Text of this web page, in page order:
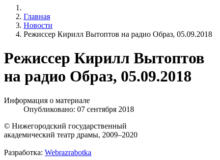
Главная
Новости
Режиссер Кирилл Вытоптов на радио Образ, 05.09.2018
Режиссер Кирилл Вытоптов
на радио Образ, 05.09.2018
Информация о материале
Опубликовано: 07 сентября 2018
© Нижегородский государственный
академический театр драмы, 2009–2020
Разработка: Webrazrabotka